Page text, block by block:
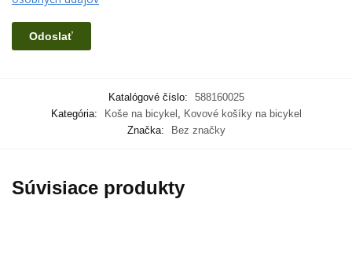
Katalógové číslo:
588160025
Kategória:
Koše na bicykel , Kovové košíky na bicykel
Značka:
Bez značky
Súvisiace produkty